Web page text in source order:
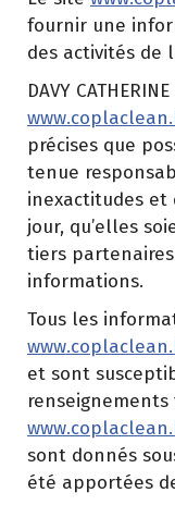
fournir une
des activités de
DAVY
précises que
tenue
inexactitudes et
jour, qu’elles
tiers
informations.
Tous les
et sont
sont donnés
été apportées